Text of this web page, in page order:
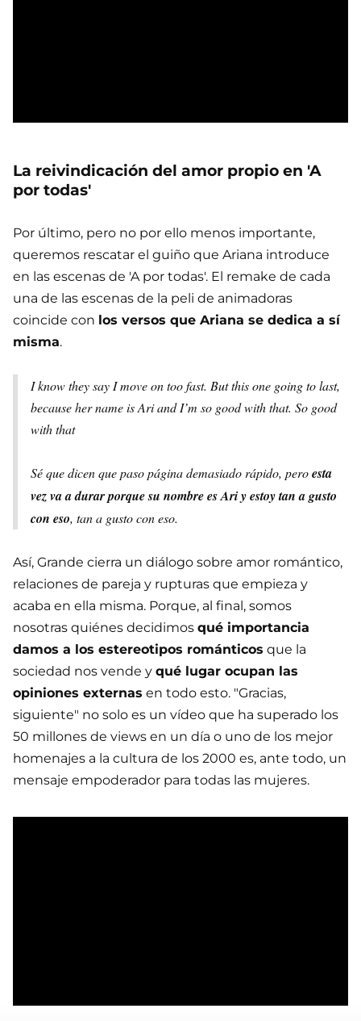
La reivindicación del amor propio en 'A
por todas'
Por último, pero no por ello menos importante,
queremos rescatar el guiño que Ariana introduce
en las escenas de 'A por todas'. El remake de cada
una de las escenas de la peli de animadoras
coincide con los versos que Ariana se dedica a sí
misma.
I know they say I move on too fast. But this one going to last,
because her name is Ari and I’m so good with that. So good
with that
Sé que dicen que paso página demasiado rápido, peroesta
vez va a durar porque su nombre es Ari y estoy tan a gusto
con eso, tan a gusto con eso.
Así, Grande cierra un diálogo sobre amor romántico,
relaciones de pareja y rupturas que empieza y
acaba en ella misma. Porque, al final, somos
nosotras quiénes decidimos qué importancia
damos a los estereotipos románticos que la
sociedad nos vende y qué lugar ocupan las
opiniones externas en todo esto. "Gracias,
siguiente" no solo es un vídeo que ha superado los
50 millones de views en un día o uno de los mejor
homenajes a la cultura de los 2000 es, ante todo, un
mensaje empoderador para todas las mujeres.